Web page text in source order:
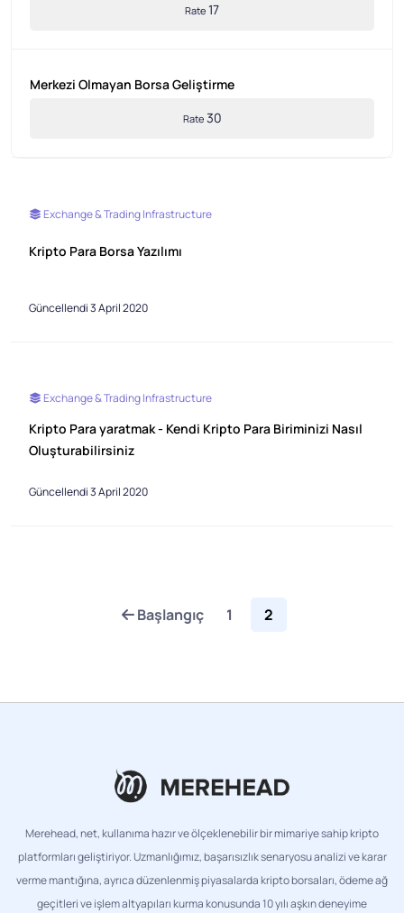
Rate 17
Merkezi Olmayan Borsa Geliştirme
Rate30
Exchange & Trading Infrastructure
Kripto Para Borsa Yazılımı
Güncellendi 3 April 2020
Exchange & Trading Infrastructure
Kripto Para yaratmak - Kendi Kripto Para Biriminizi Nasıl
Oluşturabilirsiniz
Güncellendi 3 April 2020
Başlangıç 1 2
Merehead, net, kullanıma hazır ve ölçeklenebilir bir mimariye sahip kripto
platformları geliştiriyor. Uzmanlığımız, başarısızlık senaryosu analizi ve karar
verme mantığına, ayrıca düzenlenmiş piyasalarda kripto borsaları, ödeme ağ
geçitleri ve işlem altyapıları kurma konusunda 10 yılı aşkın deneyime